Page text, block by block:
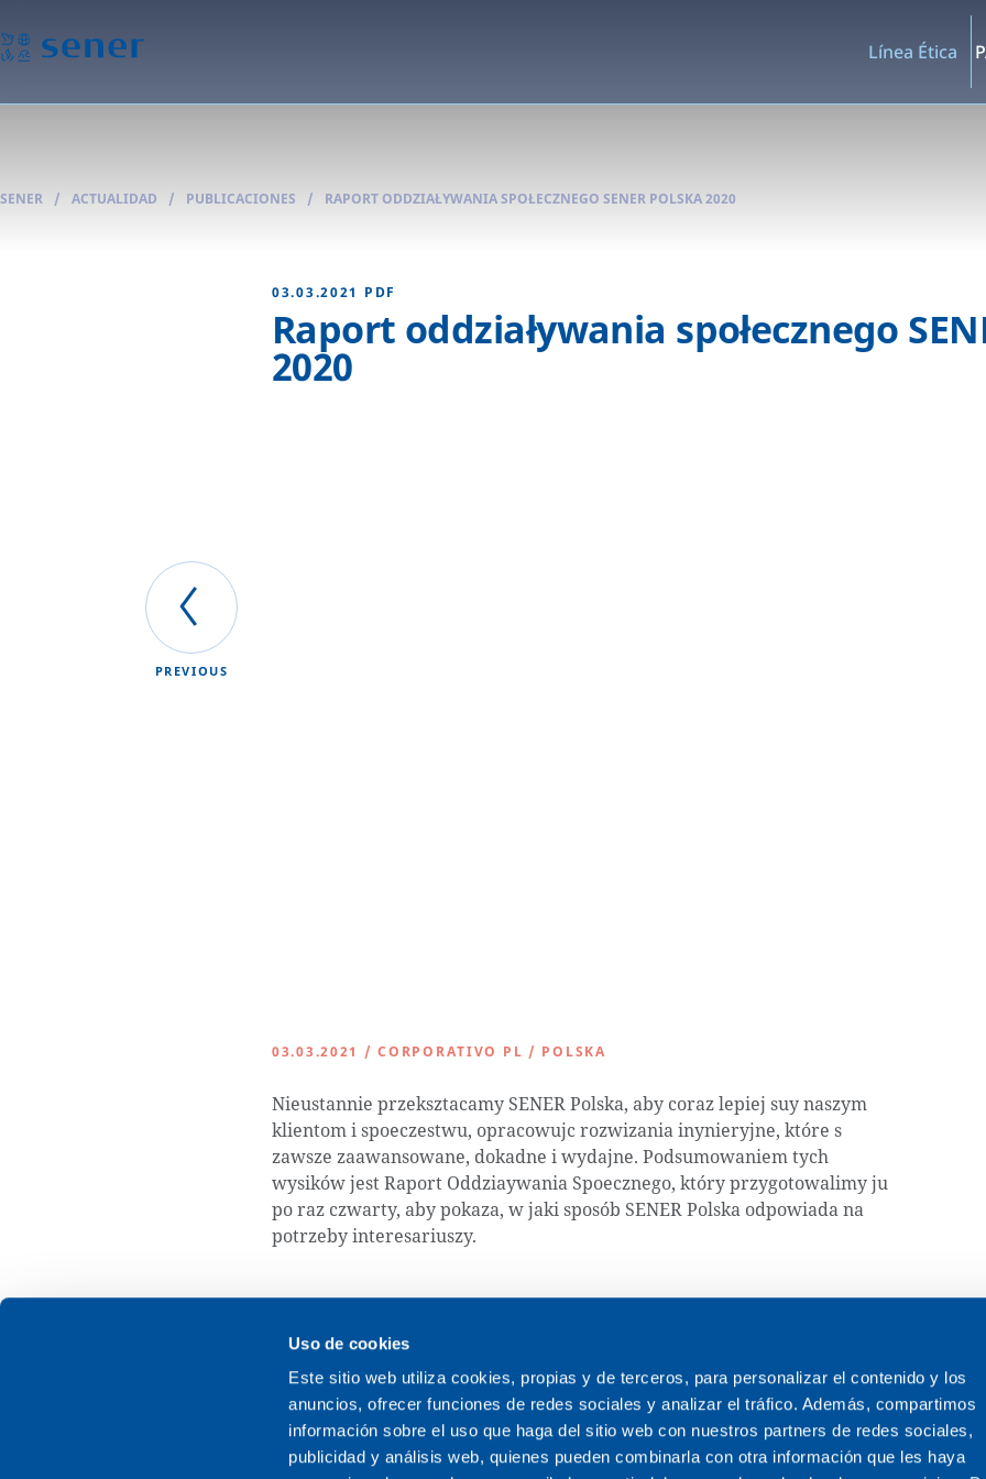
Uso de cookies
Este sitio web utiliza cookies, propias y de terceros, para personalizar el contenido y los
anuncios, ofrecer funciones de redes sociales y analizar el tráfico. Además, compartimos
información sobre el uso que haga del sitio web con nuestros partners de redes sociales,
publicidad y análisis web, quienes pueden combinarla con otra información que les haya
Línea Ética
SENER / ACTUALIDAD / PUBLICACIONES / RAPORT ODDZIAŁYWANIA SPOŁECZNEGO SENER POLSKA 2020
PREVIOUS
03.03.2021 PDF
Raport oddziaływania społecznego
2020
03.03.2021 /CORPORATIVO PL / POLSKA
Nieustannie przeksztacamy SENER Polska, aby coraz lepiej suy naszym
klientom i spoeczestwu, opracowujc rozwizania inynieryjne, które s
zawsze zaawansowane, dokadne i wydajne. Podsumowaniem tych
wysików jest Raport Oddziaywania Spoecznego, który przygotowalimy ju
po raz czwarty, aby pokaza, w jaki sposób SENER Polska odpowiada na
potrzeby interesariuszy.